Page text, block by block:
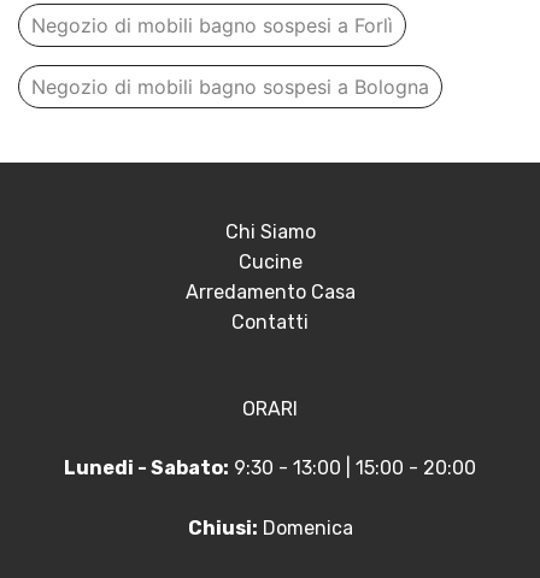
Negozio di mobili bagno sospesi a Forlì
Negozio di mobili bagno sospesi a Bologna
Chi Siamo
Cucine
Arredamento Casa
Contatti
ORARI
Lunedi - Sabato: 9:30 - 13:00 | 15:00 - 20:00
Chiusi: Domenica